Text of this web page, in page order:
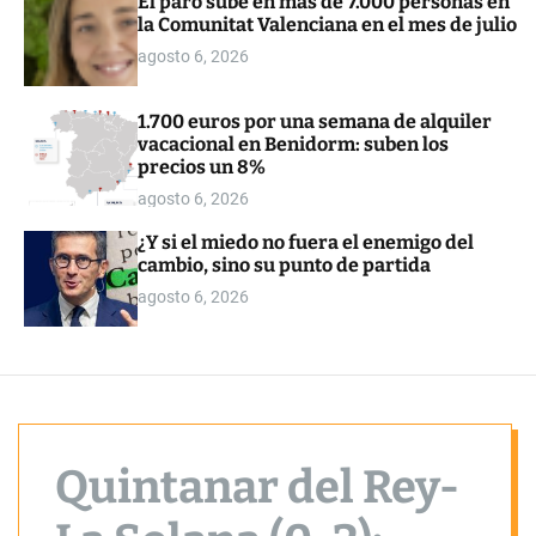
o
r
la Comunitat Valenciana en el mes de julio
agosto 6, 2026
1.700 euros por una semana de alquiler
vacacional en Benidorm: suben los
precios un 8%
agosto 6, 2026
¿Y si el miedo no fuera el enemigo del
cambio, sino su punto de partida
agosto 6, 2026
Quintanar del Rey-